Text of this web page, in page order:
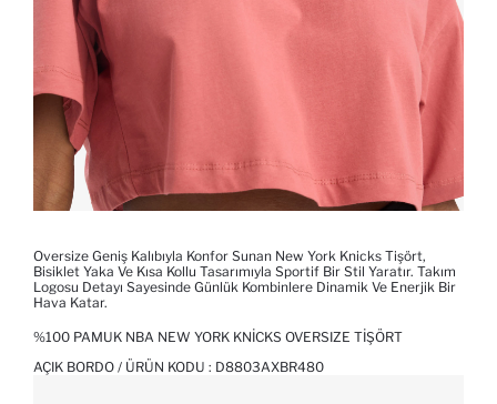
Oversize Geniş Kalıbıyla Konfor Sunan New York Knicks Tişört,
Bisiklet Yaka Ve Kısa Kollu Tasarımıyla Sportif Bir Stil Yaratır. Takım
Logosu Detayı Sayesinde Günlük Kombinlere Dinamik Ve Enerjik Bir
Hava Katar.
%100 PAMUK NBA NEW YORK KNICKS OVERSIZE TIŞÖRT
AÇIK BORDO / ÜRÜN KODU : D8803AXBR480